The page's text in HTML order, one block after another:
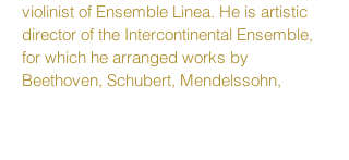
violinist of Ensemble Linea. He is artistic
director of the Intercontinental Ensemble,
for which he arranged works by
Beethoven, Schubert, Mendelssohn,